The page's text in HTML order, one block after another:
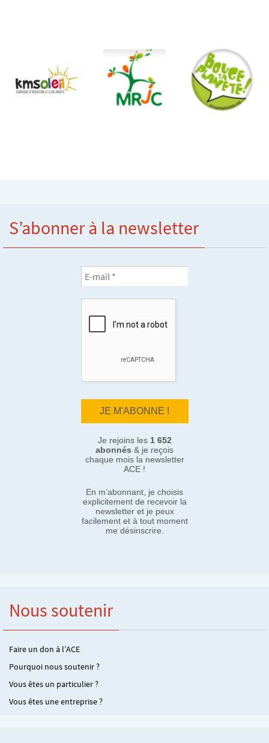
S’abonner à la newsletter
Je rejoins les 1 652
abonnés & je reçois
chaque mois la newsletter
ACE !
En m’abonnant, je choisis
explicitement de recevoir la
newsletter et je peux
facilement et à tout moment
me désinscrire.
Nous soutenir
Faire un don à l’ACE
Pourquoi nous soutenir ?
Vous êtes un particulier ?
Vous êtes une entreprise ?